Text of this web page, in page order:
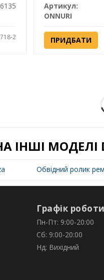
2
Артикул:
ONNURI
ПРИДБАТИ
МОДЕЛІ
Обвідний ролик
Графік роботи
Пн-Пт: 9:00-20:00
Сб: 9:00-20:00
Нд: Вихідний